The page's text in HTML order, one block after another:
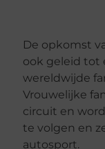
De opkomst
ook geleid tot
wereldwijde
Vrouwelijke
circuit en
te volgen en
autosport.